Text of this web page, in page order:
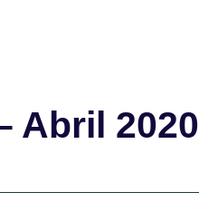
Abril 2020